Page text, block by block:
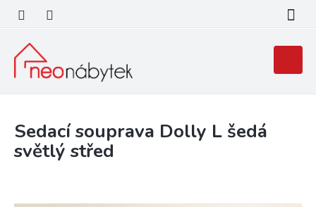
obsah
košík
Sedací souprava Dolly L šedá
světlý střed